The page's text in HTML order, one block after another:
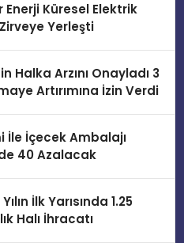
Enerji Küresel Elektrik
Yerleşti
Halka Arzını Onayladı 3
Artırımına İzin Verdi
İle İçecek Ambalajı
40 Azalacak
İlk Yarısında 1.25
Halı İhracatı